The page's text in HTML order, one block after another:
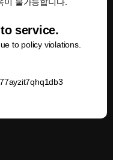
service.
to policy violations.